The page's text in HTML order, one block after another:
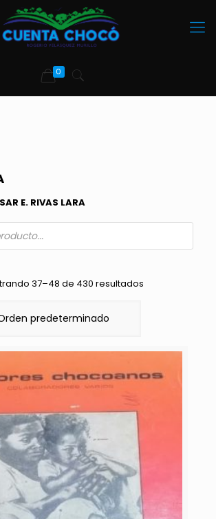
0
E. RIVAS LARA
37–48 de 430 resultados